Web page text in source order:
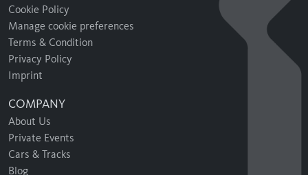
Cookie Policy
Manage cookie preferences
Terms & Condition
Privacy Policy
Imprint
COMPANY
About Us
Private Events
Cars & Tracks
Blog